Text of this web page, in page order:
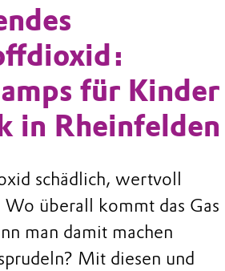
für Kinder
in Rheinfelden
schädlich, wertvoll
Wo überall kommt das Gas
man damit machen
Mit diesen und